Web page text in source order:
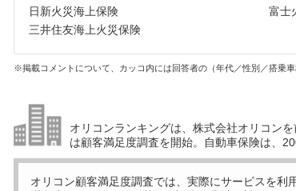
日新火災海上保険
富士
三井住友海上火災保険
※掲載コメントについて、カッコ内には回答者の（年代／性別／搭乗
オリコンランキングは、株式会社オリコン
は顧客満足度調査を開始。自動車保険は、
オリコン顧客満足度調査では、実際にサービスを利